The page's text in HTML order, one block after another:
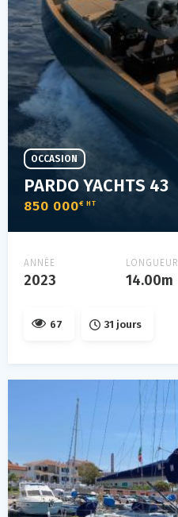
PARDO YACHTS 43
850 000€ HT
OCCASION
ANNÉE
2023
LONGUEUR
14.00m
67 31 jours